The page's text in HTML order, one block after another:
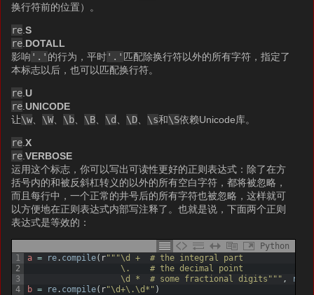
换行符前的位置）。
re .S
re DOTALL
影响 '.' 的行为，平时'.' 匹配除换行符以外的所有字符，指定了
本标志以后，也可以匹配换行符。
re .U
re .UNICODE
让\w、 \W、 \b \B \d \D \s和\S依赖Unicode库。
re .X
re .VERBOSE
运用这个标志，你可以写出可读性更好的正则表达式：除了在方
括号内的和被反斜杠转义的以外的所有空白字符，都将被忽略，
而且每行中，一个正常的井号后的所有字符也被忽略，这样就可
以方便地在正则表达式内部写注释了。也就是说，下面两个正则
表达式是等效的：
Python
1
2
3
4
a = re. compile( r"""\d +  # the integral part
\.    # the decimal point
\d *  # some fractional digits""" , re
b = re. compile( r"\d+\.\d*" )